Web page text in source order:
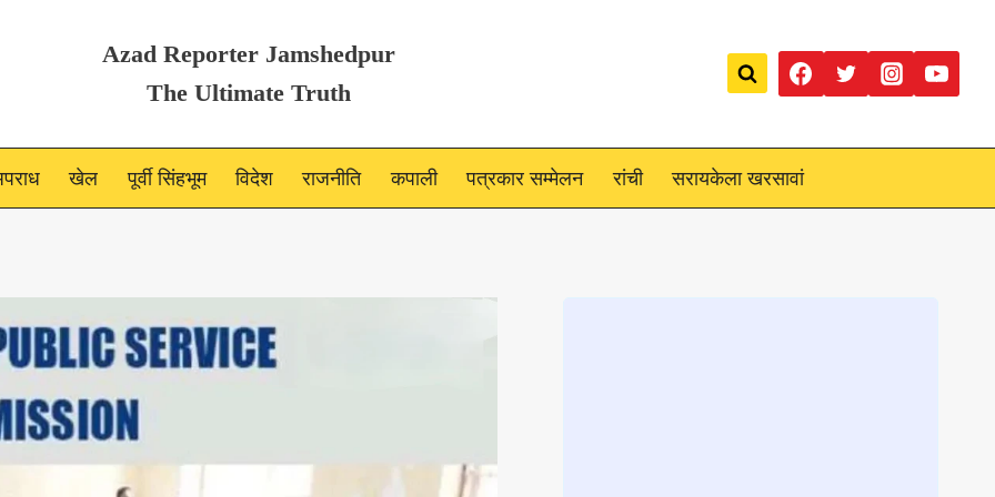
Azad Reporter Jamshedpur
The Ultimate Truth
खेल पूर्वी सिंहभूम विदेश राजनीति कपाली पत्रकार सम्मेलन रांची सरायकेला खरसावां